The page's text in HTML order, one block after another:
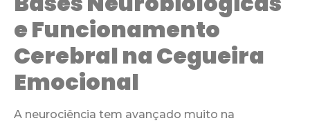
e Funcionamento
Cerebral na Cegueira
Emocional
A neurociência tem avançado muito na